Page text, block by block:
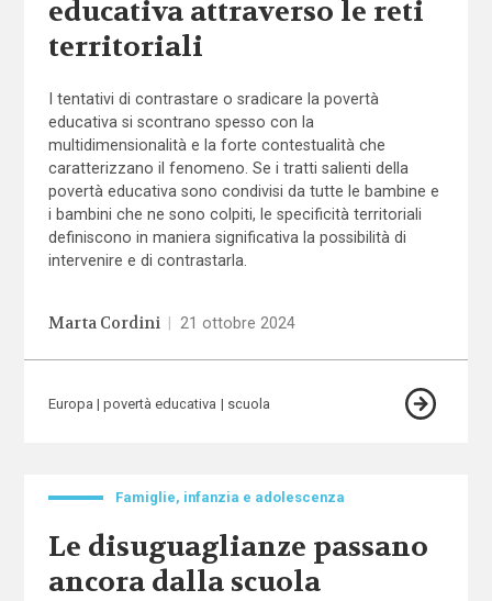
educativa attraverso le reti
territoriali
I tentativi di contrastare o sradicare la povertà
educativa si scontrano spesso con la
multidimensionalità e la forte contestualità che
caratterizzano il fenomeno. Se i tratti salienti della
povertà educativa sono condivisi da tutte le bambine e
i bambini che ne sono colpiti, le specificità territoriali
definiscono in maniera significativa la possibilità di
intervenire e di contrastarla.
Marta Cordini 21 ottobre 2024
Europa povertà educativa scuola
Famiglie, infanzia e adolescenza
Le disuguaglianze passano
ancora dalla scuola